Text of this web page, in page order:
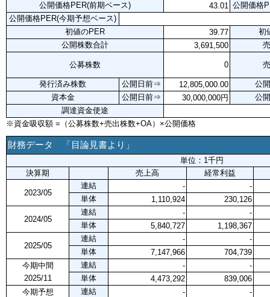
公開価格PER(前期ベース)
43.01 公開価格
公開価格PER(今期予想ベース)
初値のPER
39.77
初
公開株数合計
3,691,500
公募株数 0
発行済み株数 公開日前⇒ 12,805,000.00
公
資本金
公開日前⇒ 30,000,000円
公
調達資金使途
※資金吸収額 =（公募株数+売出株数+OA）×公開価格
財務データ 「目論見書より」
単位：1千円
決算期
売上高 経常利益
2023/05
連結 -
-
単体
1,110,924 230,126
2024/05
連結 -
-
単体
5,840,727 1,198,367
2025/05
連結 -
-
単体
7,147,966
704,739
今期中間
2025/11
連結 -
-
単体
4,473,292
839,006
今期予想
連結 -
-